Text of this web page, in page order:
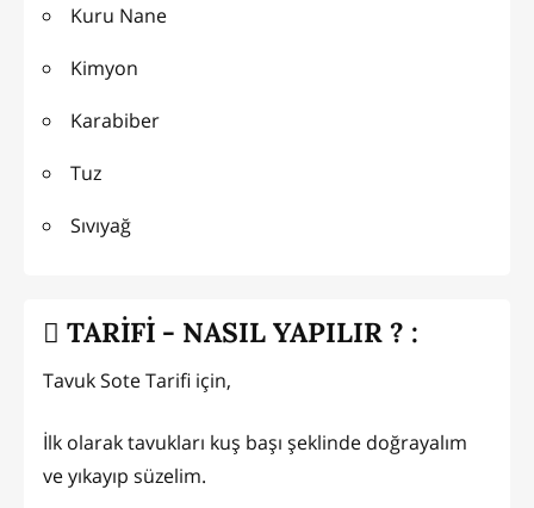
Kuru Nane
Kimyon
Karabiber
Tuz
Sıvıyağ
TARİFİ - NASIL YAPILIR ? :
Tavuk Sote Tarifi için,
İlk olarak tavukları kuş başı şeklinde doğrayalım
ve yıkayıp süzelim.